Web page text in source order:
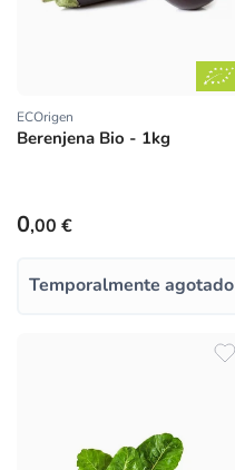
Proveedor:
ECOrigen
Berenjena Bio - 1kg
Precio habitual
0,00 €
Temporalmente agotado